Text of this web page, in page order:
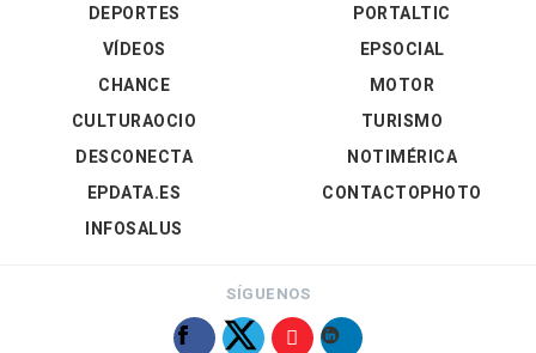
DEPORTES
VÍDEOS
PORTALTIC
EPSOCIAL
CHANCE
CULTURAOCIO
DESCONECTA
EPDATA.ES
INFOSALUS
MOTOR
TURISMO
NOTIMÉRICA
CONTACTOPHOTO
SÍGUENOS